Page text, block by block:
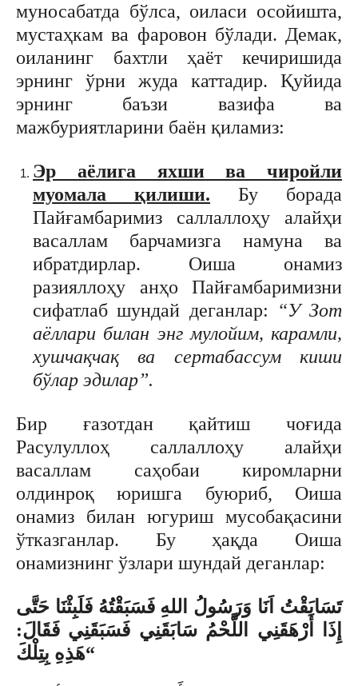
муносабатда бўлса, оиласи осойишта,
мустаҳкам ва фаровон бўлади. Демак,
оиланинг бахтли ҳаёт кечиришида
эрнинг ўрни жуда каттадир. Қуйида
эрнинг баъзи вазифа ва
мажбуриятларини баён қиламиз:
Эр аёлига яхши ва чиройли
муомала қилиши. Бу борада
Пайғамбаримиз саллаллоҳу алайҳи
васаллам барчамизга намуна ва
ибратдирлар. Оиша онамиз
разияллоҳу анҳо Пайғамбаримизни
сифатлаб шундай деганлар:
“У Зот
аёллари билан энг мулойим, карамли,
хушчақчақ ва сертабассум киши
бўлар эдилар”.
Бир ғазотдан қайтиш чоғида
Расулуллоҳ саллаллоҳу алайҳи
васаллам саҳобаи киромларни
олдинроқ юришга буюриб, Оиша
онамиз билан югуриш мусобақасини
ўтказганлар. Бу ҳақда Оиша
онамизнинг ўзлари шундай деганлар:
تَسَابَقْتُ انَا وَرَسُولُ اللهِ فَسَبَقْتُهُ فَلَبِثْنَا حَتَّى
إِذَا أَرْهَقَنِي اللَّحْمُ سَابَقَنِي فَسَبَقَنِي فَقَالَ:
“هَذِهِ بِتِلْكَ